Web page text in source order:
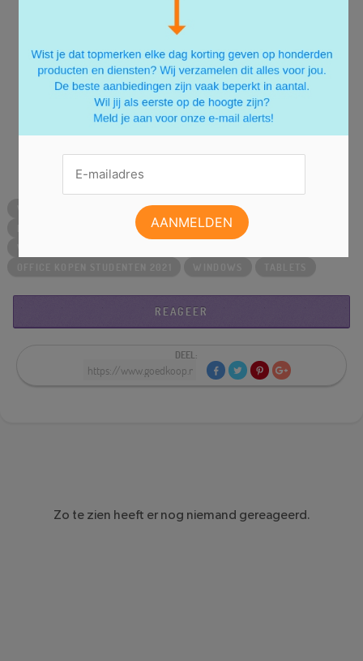
straks het nieuwe besturingssysteem installeren. Met
de PC Health Check van Microsoft kun je nagaan of
jouw computer technisch gezien gezond is voor
Windows 11 besturingssysteem. Mocht jouw
computer het niet aan kunnen, dan laat deze
Microsoft tool ook zien, waardoor je dit systeem niet
kan installeren.
WAT ZIJN DE VOORDELEN VAN WINDOWS 11
WINDOWS 11 EDUCATION
REAGEER
DEEL:
Zo te zien heeft er nog niemand gereageerd.